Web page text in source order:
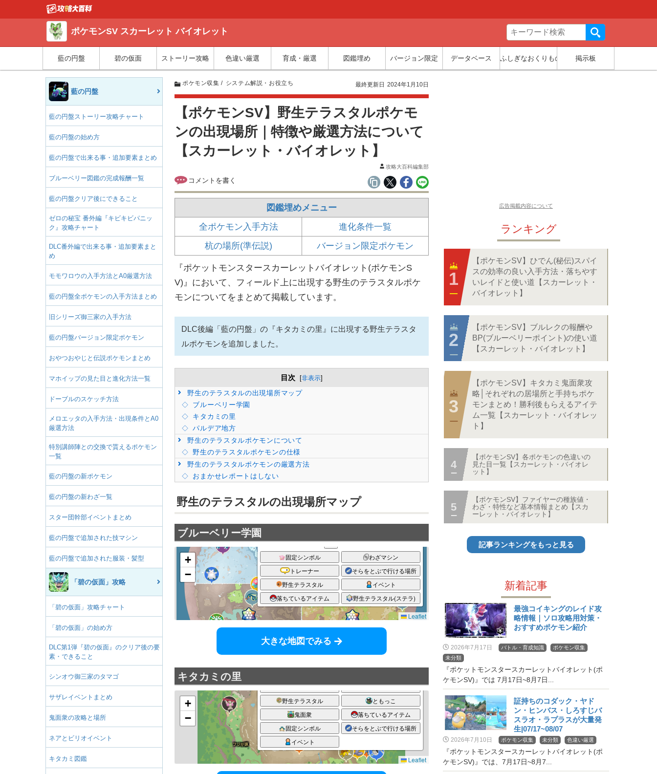
ポケモンSV スカーレット バイオレット
藍の円盤 碧の仮面 ストーリー攻略 色違い厳選 育成・厳選 図鑑埋め バージョン限定 データベース ふしぎなおくりもの 掲示板
藍の円盤
藍の円盤ストーリー攻略チャート
藍の円盤の始め方
藍の円盤で出来る事・追加要素まとめ
ブルーベリー図鑑の完成報酬一覧
藍の円盤クリア後にできること
ゼロの秘宝 番外編『キビキビパニッ
ク』攻略チャート
DLC番外編で出来る事・追加要素まと
め
モモワロウの入手方法とA0厳選方法
藍の円盤全ポケモンの入手方法まとめ
旧シリーズ御三家の入手方法
藍の円盤バージョン限定ポケモン
おやつおやじと伝説ポケモンまとめ
マホイップの見た目と進化方法一覧
ドーブルのスケッチ方法
メロエッタの入手方法・出現条件とA0
厳選方法
特別講師陣との交換で貰えるポケモン
一覧
藍の円盤の新ポケモン
藍の円盤の新わざ一覧
スター団幹部イベントまとめ
藍の円盤で追加された技マシン
藍の円盤で追加された服装・髪型
「碧の仮面」攻略
「碧の仮面」攻略チャート
「碧の仮面」の始め方
DLC第1弾『碧の仮面』のクリア後の要
素・できること
シンオウ御三家のタマゴ
サザレイベントまとめ
鬼面衆の攻略と場所
ネアとビリオイベント
キタカミ図鑑
ポケモン収集 システム解説・お役立ち 最終更新日 2024年1月10日
【ポケモンSV】野生テラスタルポケモ
ンの出現場所｜特徴や厳選方法について
【スカーレット・バイオレット】
攻略大百科編集部
図鑑埋めメニュー
全ポケモン入手方法
進化条件一覧
杭の場所(準伝説)
バージョン限定ポケモン
『ポケットモンスタースカーレットバイオレット(ポケモンS
V)』において、フィールド上に出現する野生のテラスタルポケ
モンについてをまとめて掲載しています。
DLC後編「藍の円盤」の『キタカミの里』に出現する野生テラスタ
ルポケモンを追加しました。
目次 [非表示]
野生のテラスタルの出現場所マップ
ブルーベリー学園
キタカミの里
パルデア地方
野生のテラスタルポケモンについて
野生のテラスタルポケモンの仕様
野生のテラスタルポケモンの厳選方法
おまかせレポートはしない
野生のテラスタルの出現場所マップ
ブルーベリー学園
大きな地図でみる
キタカミの里
広告掲載内容について
ランキング
【ポケモンSV】ひでん(秘伝)スパイ
スの効率の良い入手方法・落ちやす
いレイドと使い道【スカーレット・
バイオレット】
【ポケモンSV】ブルレクの報酬や
BP(ブルーベリーポイント)の使い道
【スカーレット・バイオレット】
【ポケモンSV】キタカミ鬼面衆攻
略│それぞれの居場所と手持ちポケ
モンまとめ！勝利後もらえるアイテ
ム一覧【スカーレット・バイオレッ
ト】
【ポケモンSV】各ポケモンの色違いの
見た目一覧【スカーレット・バイオレ
ット】
【ポケモンSV】ファイヤーの種族値・
わざ・特性など基本情報まとめ【スカ
ーレット・バイオレット】
記事ランキングをもっと見る
新着記事
最強コイキングのレイド攻
略情報｜ソロ攻略用対策・
おすすめポケモン紹介
2026年7月17日 バトル・育成知識
ポケモン収集
未分類
『ポケットモンスタースカーレットバイオレット(ポ
ケモンSV)』では 7月17日~8月7日...
証持ちのコダック・ヤド
ン・ヒンバス・しろすじバ
スラオ・ラプラスが大量発
生|07/17~08/07
2026年7月10日 ポケモン収集 未分類 色違い厳選
『ポケットモンスタースカーレットバイオレット(ポ
ケモンSV)』では、7月17日~8月7...